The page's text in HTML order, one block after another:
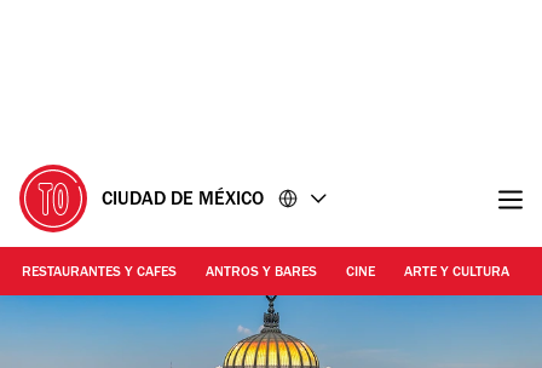
CIUDAD DE MÉXICO
RESTAURANTES Y CAFES ANTROS Y BARES CINE ARTE Y CULTURA